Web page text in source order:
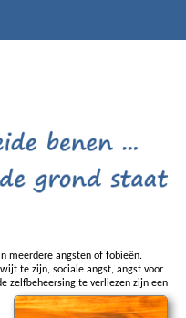
meerdere angsten of fobieën.
te zijn, sociale angst, angst voor
zelfbeheersing te verliezen zijn een